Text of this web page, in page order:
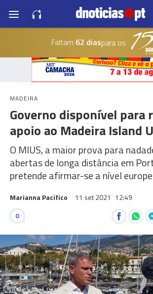
Faltam 62 diaspara os
MADEIRA
Governo disponível para
apoio ao Madeira Island
O MIUS, a maior prova para
abertas de longa distância em
pretende afirmar-se a nível
Marianna Pacifico 11 set 2021 12:49
0